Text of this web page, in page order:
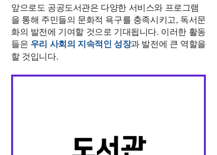
앞으로도 공공도서관은 다양한 서비스와 프로그램
을 통해 주민들의 문화적 욕구를 충족시키고, 독서문
화의 발전에 기여할 것으로 기대됩니다. 이러한 활동
들은 우리 사회의 지속적인 성장과 발전에 큰 역할을
할 것입니다.